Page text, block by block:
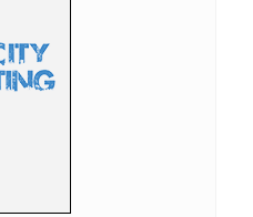
vode u Vranju
zapečatio sebi sudbinu"
je za 10 minuta